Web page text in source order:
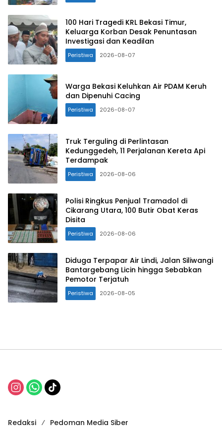
100 Hari Tragedi KRL Bekasi Timur,
Keluarga Korban Desak Penuntasan
Investigasi dan Keadilan
Peristiwa 2026-08-07
Warga Bekasi Keluhkan Air PDAM Keruh
dan Dipenuhi Cacing
Peristiwa 2026-08-07
Truk Terguling di Perlintasan
Kedunggedeh, 11 Perjalanan Kereta Api
Terdampak
Peristiwa 2026-08-06
Polisi Ringkus Penjual Tramadol di
Cikarang Utara, 100 Butir Obat Keras
Disita
Peristiwa 2026-08-06
Diduga Terpapar Air Lindi, Jalan Siliwangi
Bantargebang Licin hingga Sebabkan
Pemotor Terjatuh
Peristiwa 2026-08-05
Redaksi Pedoman Media Siber